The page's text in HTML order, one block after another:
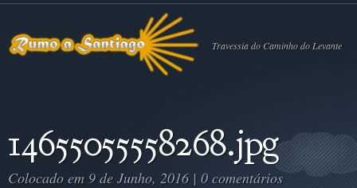
Travessia do Caminho do Levante
14655055558268.jpg
Colocado em 9 de Junho, 2016 | 0 comentários